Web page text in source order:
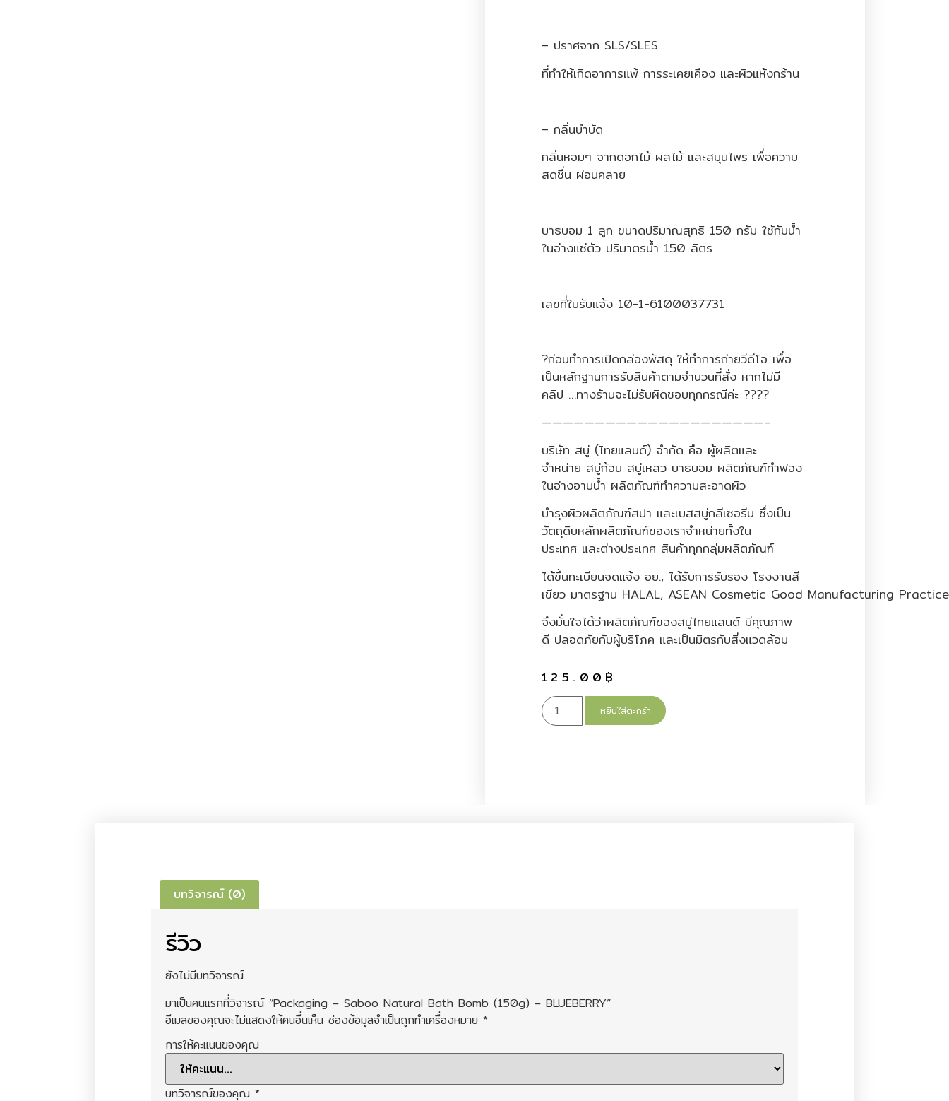
– ปราศจาก SLS/SLES
ที่ทำให้เกิดอาการแพ้ การระเคยเคือง และผิวแห้งกร้าน
– กลิ่นบำบัด
กลิ่นหอมๆ จากดอกไม้ ผลไม้ และสมุนไพร เพื่อความ
สดชื่น ผ่อนคลาย
บาธบอม 1 ลูก ขนาดปริมาณสุทธิ 150 กรัม ใช้กับน้ำ
ในอ่างแช่ตัว ปริมาตรน้ำ 150 ลิตร
เลขที่ใบรับแจ้ง 10-1-6100037731
?ก่อนทำการเปิดกล่องพัสดุ ให้ทำการถ่ายวีดีโอ เพื่อ
เป็นหลักฐานการรับสินค้าตามจำนวนที่สั่ง หากไม่มี
คลิป …ทางร้านจะไม่รับผิดชอบทุกกรณีค่ะ ????
—————————————————————–
บริษัท สบู่ (ไทยแลนด์) จำกัด คือ ผู้ผลิตและ
จำหน่าย สบู่ก้อน สบู่เหลว บาธบอม ผลิตภัณฑ์ทำฟอง
ในอ่างอาบน้ำ ผลิตภัณฑ์ทำความสะอาดผิว
บำรุงผิวผลิตภัณฑ์สปา และเบสสบู่กลีเซอรีน ซึ่งเป็น
วัตถุดิบหลักผลิตภัณฑ์ของเราจำหน่ายทั้งใน
ประเทศ และต่างประเทศ สินค้าทุกกลุ่มผลิตภัณฑ์
ได้ขึ้นทะเบียนจดแจ้ง อย., ได้รับการรับรอง โรงงานสี
เขียว มาตรฐาน HALAL, ASEAN Cosmetic Good Manufacturing
จึงมั่นใจได้ว่าผลิตภัณฑ์ของสบู่ไทยแลนด์ มีคุณภาพ
ดี ปลอดภัยกับผู้บริโภค และเป็นมิตรกับสิ่งแวดล้อม
125.00 ฿
หยิบใส่ตะกร้า
บทวิจารณ์ (0)
รีวิว
ยังไม่มีบทวิจารณ์
มาเป็นคนแรกที่วิจารณ์ “Packaging – Saboo Natural Bath Bomb (150g) – BLUEBERRY”
อีเมลของคุณจะไม่แสดงให้คนอื่นเห็น ช่องข้อมูลจำเป็นถูกทำเครื่องหมาย*
การให้คะแนนของคุณ
บทวิจารณ์ของคุณ*